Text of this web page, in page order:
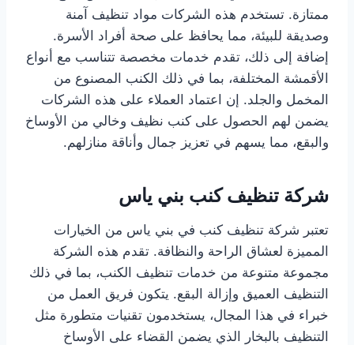
ممتازة. تستخدم هذه الشركات مواد تنظيف آمنة
وصديقة للبيئة، مما يحافظ على صحة أفراد الأسرة.
إضافة إلى ذلك، تقدم خدمات مخصصة تتناسب مع أنواع
الأقمشة المختلفة، بما في ذلك الكنب المصنوع من
المخمل والجلد. إن اعتماد العملاء على هذه الشركات
يضمن لهم الحصول على كنب نظيف وخالي من الأوساخ
والبقع، مما يسهم في تعزيز جمال وأناقة منازلهم.
شركة تنظيف كنب بني ياس
تعتبر شركة تنظيف كنب في بني ياس من الخيارات
المميزة لعشاق الراحة والنظافة. تقدم هذه الشركة
مجموعة متنوعة من خدمات تنظيف الكنب، بما في ذلك
التنظيف العميق وإزالة البقع. يتكون فريق العمل من
خبراء في هذا المجال، يستخدمون تقنيات متطورة مثل
التنظيف بالبخار الذي يضمن القضاء على الأوساخ